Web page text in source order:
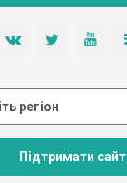
Підтримати сайт